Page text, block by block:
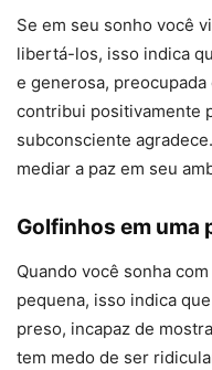
Se em seu sonho você
libertá-los, isso indica
e generosa,
contribui positivamente
subconsciente
mediar a paz em seu
Golfinhos em uma
Quando você sonha
pequena, isso indica
preso, incapaz de
tem medo de ser